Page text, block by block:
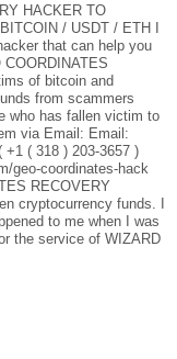
HACKER TO
/ USDT / ETH I
that can help you
of bitcoin and
from scammers
who has fallen victim to
via Email: Email:
( 318 ) 203-3657 )
geo-coordinates-hack
RECOVERY
cryptocurrency funds. I
to me when I was
the service of WIZARD